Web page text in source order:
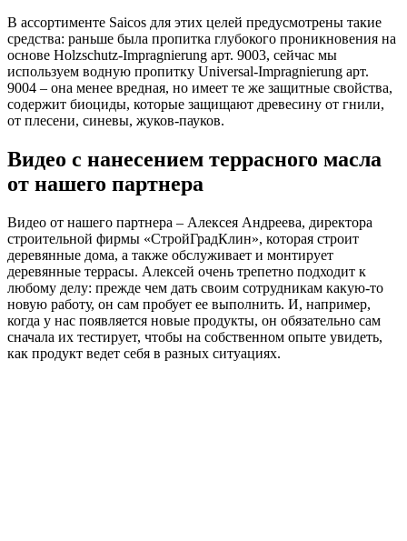
В ассортименте Saicos для этих целей предусмотрены такие
средства: раньше была пропитка глубокого проникновения на
основе Holzschutz-Impragnierung арт. 9003, сейчас мы
используем водную пропитку Universal-Impragnierung арт.
9004 – она менее вредная, но имеет те же защитные свойства,
содержит биоциды, которые защищают древесину от гнили,
от плесени, синевы, жуков-пауков.
Видео с нанесением террасного масла
от нашего партнера
Видео от нашего партнера – Алексея Андреева, директора
строительной фирмы «СтройГрадКлин», которая строит
деревянные дома, а также обслуживает и монтирует
деревянные террасы. Алексей очень трепетно подходит к
любому делу: прежде чем дать своим сотрудникам какую-то
новую работу, он сам пробует ее выполнить. И, например,
когда у нас появляется новые продукты, он обязательно сам
сначала их тестирует, чтобы на собственном опыте увидеть,
как продукт ведет себя в разных ситуациях.